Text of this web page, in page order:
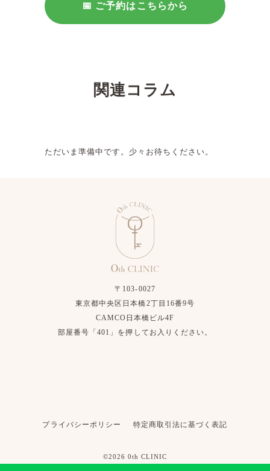
📅 ご予約はこちらから
関連コラム
ただいま準備中です。少々お待ちください。
〒103-0027
東京都中央区日本橋2丁目16番9号
CAMCO日本橋ビル4F
部屋番号「401」を押してお入りください。
プライバシーポリシー 特定商取引法に基づく表記
©2026 0th CLINIC